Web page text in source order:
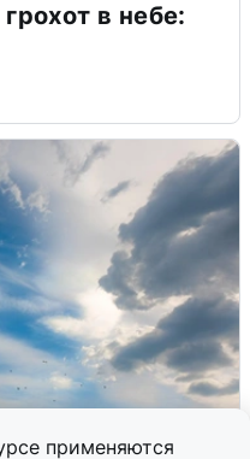
применяются
в небе: